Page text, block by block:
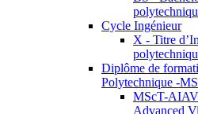
Cycle Ingénieur
X - Titre
Diplôme de
Polytechnique -
MScT-
Advanced